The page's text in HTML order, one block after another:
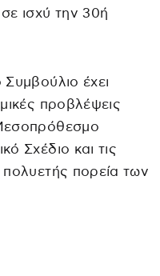
ισχύ την 30ή
έχει
προβλέψεις
Σχέδιο και τις
πορεία των